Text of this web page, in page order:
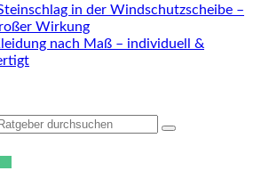
in der Windschutzscheibe –
Wirkung
nach Maß – individuell &